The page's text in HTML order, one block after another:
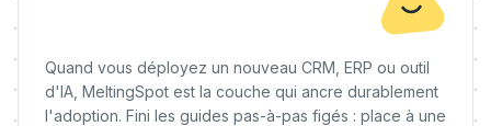
Quand vous déployez un nouveau CRM, ERP ou outil
d'IA, MeltingSpot est la couche qui ancre durablement
l'adoption. Fini les guides pas-à-pas figés : place à une